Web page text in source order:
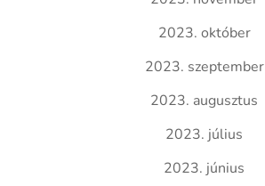
2023. október
2023. szeptember
2023. augusztus
2023. július
2023. június